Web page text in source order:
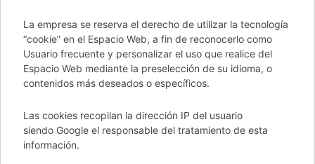
La empresa se reserva el derecho de utilizar la tecnología
“cookie” en el Espacio Web, a fin de reconocerlo como
Usuario frecuente y personalizar el uso que realice del
Espacio Web mediante la preselección de su idioma, o
contenidos más deseados o específicos.
Las cookies recopilan la dirección IP del usuario
siendo Google el responsable del tratamiento de esta
información.